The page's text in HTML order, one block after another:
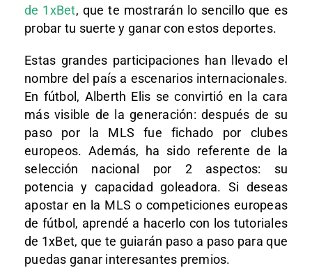
de 1xBet, que te mostrarán lo sencillo que es
probar tu suerte y ganar con estos deportes.
Estas grandes participaciones han llevado el
nombre del país a escenarios internacionales.
En fútbol, Alberth Elis se convirtió en la cara
más visible de la generación: después de su
paso por la MLS fue fichado por clubes
europeos. Además, ha sido referente de la
selección nacional por 2 aspectos: su
potencia y capacidad goleadora. Si deseas
apostaren la MLS o competiciones europeas
de fútbol, aprendé a hacerlo con los tutoriales
de 1xBet, que te guiarán paso a paso para que
puedas ganar interesantes premios.